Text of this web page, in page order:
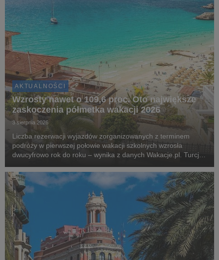
AKTUALNOŚCI
Wzrosty nawet o 109,6 proc. Oto największe
zaskoczenia półmetka wakacji 2026
3 sierpnia 2026
Liczba rezerwacji wyjazdów zorganizowanych z terminem
podróży w pierwszej połowie wakacji szkolnych wzrosła
dwucyfrowo rok do roku – wynika z danych Wakacje.pl. Turcja,
wszystkich rezerwacji. Najciekawsza historia l...